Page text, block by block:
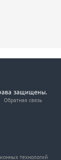
защищены.
Обратная связь
технологий